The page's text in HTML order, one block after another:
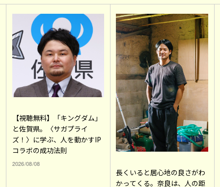
【視聴無料】「キングダム」
と佐賀県。〈サガプライ
ズ！〉に学ぶ、人を動かすIP
コラボの成功法則
2026/08/08
長くいると居心地の良さがわ
かってくる。奈良は、人の距